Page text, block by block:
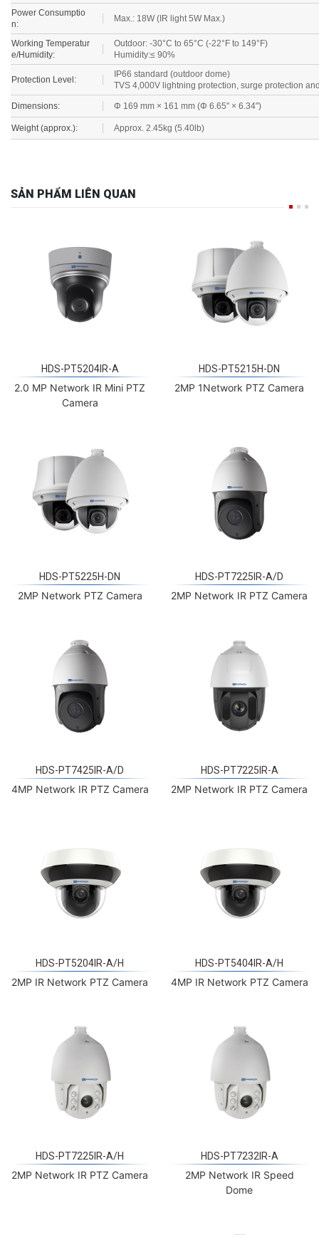
Power Consumptio
n:
Max.: 18W (IR light 5W Max.)
Working Temperatur
e/Humidity:
Outdoor: -30°C to 65°C (-22°F to 149°F)
Humidity:≤ 90%
Protection Level:
IP66 standard (outdoor dome)
TVS 4,000V lightning protection, surge protection
Dimensions: Φ 169 mm × 161 mm (Φ 6.65" × 6.34")
Weight (approx.): Approx. 2.45kg (5.40lb)
SẢN PHẨM LIÊN QUAN
HDS-PT5204IR-A
2.0 MP Network IR Mini PTZ
Camera
HDS-PT5215H-DN
2MP 1Network PTZ Camera
HDS-PT5225H-DN
2MP Network PTZ Camera
HDS-PT7225IR-A/D
2MP Network IR PTZ Camera
HDS-PT7425IR-A/D
4MP Network IR PTZ Camera
HDS-PT7225IR-A
2MP Network IR PTZ Camera
HDS-PT5204IR-A/H
2MP IR Network PTZ Camera
HDS-PT5404IR-A/H
4MP IR Network PTZ Camera
HDS-PT7225IR-A/H
2MP Network IR PTZ Camera
HDS-PT7232IR-A
2MP Network IR Speed
Dome